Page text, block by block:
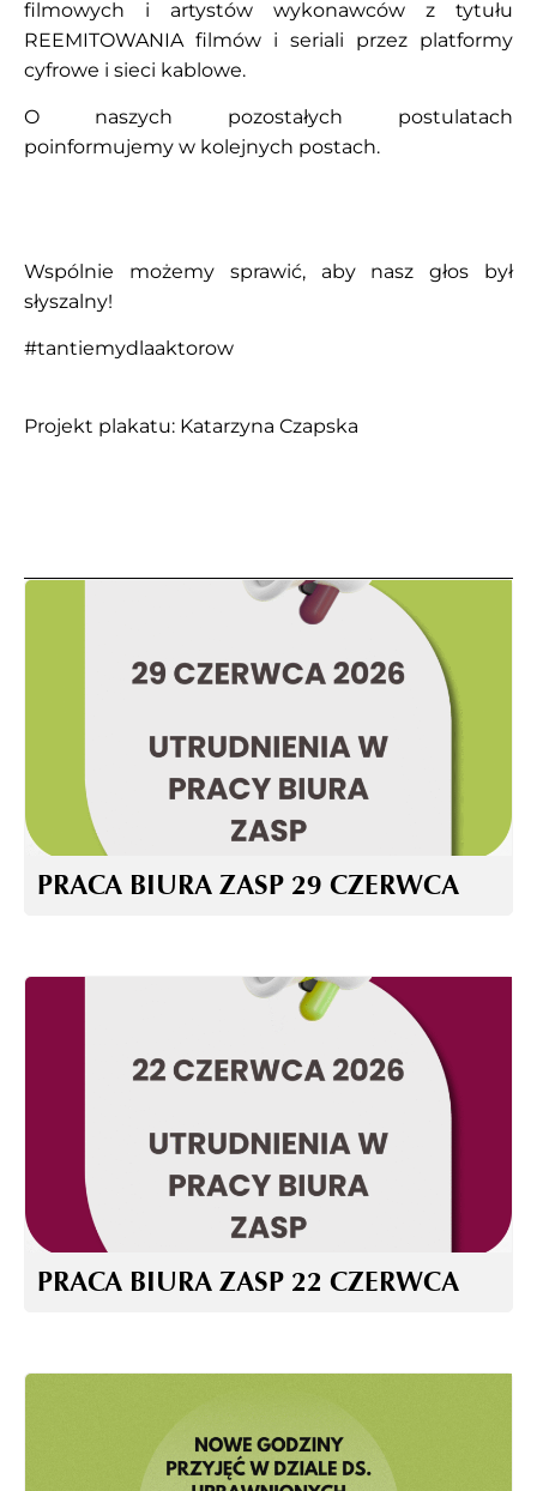
filmowych i artystów wykonawców z tytułu
REEMITOWANIA filmów i seriali przez platformy
cyfrowe i sieci kablowe.
O naszych pozostałych postulatach
poinformujemy w kolejnych postach.
Wspólnie możemy sprawić, aby nasz głos był
słyszalny!
#tantiemydlaaktorow
Projekt plakatu: Katarzyna Czapska
PRACA BIURA ZASP 29 CZERWCA
PRACA BIURA ZASP 22 CZERWCA